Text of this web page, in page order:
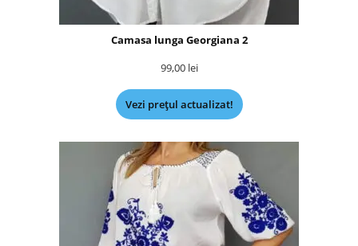
Camasa lunga Georgiana 2
99,00 lei
Vezi prețul actualizat!